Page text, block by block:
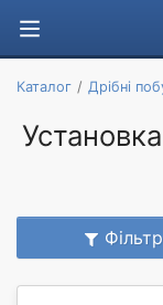
Каталог Дрібні